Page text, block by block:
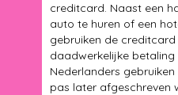
creditcard. Naast een
auto te huren of een
gebruiken de
daadwerkelijke betaling
Nederlanders
pas later afgeschreven